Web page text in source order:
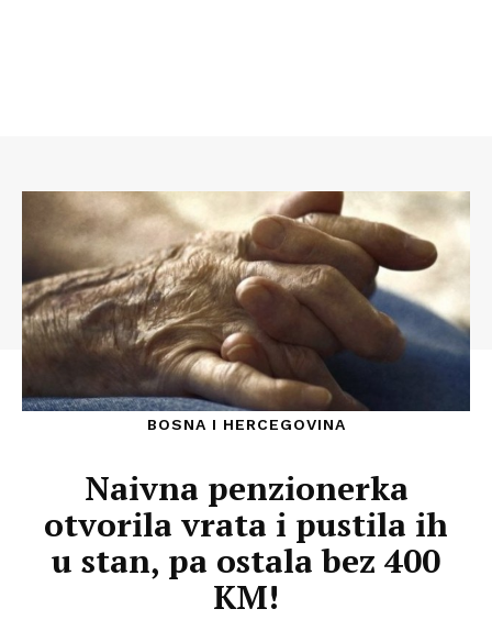
BOSNA I HERCEGOVINA
Naivna penzionerka
otvorila vrata i pustila ih
u stan, pa ostala bez 400
KM!